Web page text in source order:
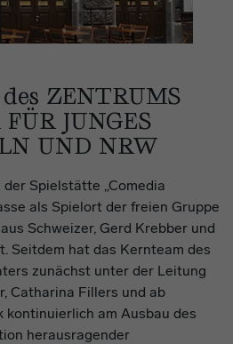
ZENTRUMS
JUNGES
UND NRW
Spielstätte „Comedia
als Spielort der freien Gruppe
Schweizer, Gerd Krebber und
Seitdem hat das Kernteam des
zunächst unter der Leitung
Catharina Fillers und ab
am Ausbau des
herausragender